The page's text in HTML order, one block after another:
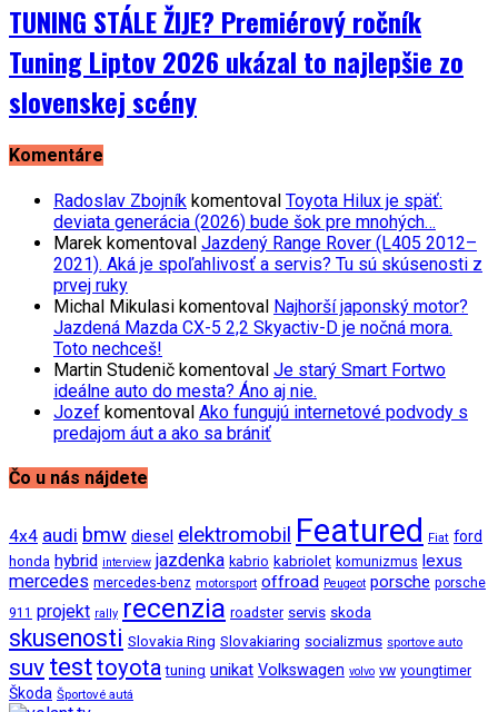
TUNING STÁLE ŽIJE? Premiérový ročník
Tuning Liptov 2026 ukázal to najlepšie zo
slovenskej scény
Komentáre
Radoslav Zbojník komentoval Toyota Hilux je späť:
deviata generácia (2026) bude šok pre mnohých…
Marek komentoval Jazdený Range Rover (L405 2012–
2021). Aká je spoľahlivosť a servis? Tu sú skúsenosti z
prvej ruky
Michal Mikulasi komentoval Najhorší japonský motor?
Jazdená Mazda CX-5 2,2 Skyactiv-D je nočná mora.
Toto nechceš!
Martin Studenič komentoval Je starý Smart Fortwo
ideálne auto do mesta? Áno aj nie.
Jozef komentoval Ako fungujú internetové podvody s
predajom áut a ako sa brániť
Čo u nás nájdete
4x4 audi bmw diesel elektromobil Featured Fiat ford
honda hybrid interview jazdenka kabrio kabriolet komunizmus lexus
mercedes mercedes-benz motorsport offroad Peugeot porsche porsche
911 projekt rally recenzia roadster servis skoda
skusenosti Slovakia Ring Slovakiaring socializmus sportove auto
suv testtoyota tuning unikat Volkswagen volvo vw youngtimer
Škoda Športové autá